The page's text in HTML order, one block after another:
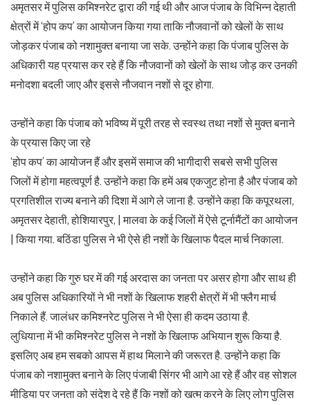
अमृतसर में पुलिस कमिश्नरेट द्वारा की गई थी और आज पंजाब के विभिन्न देहाती
क्षेत्रों में ‘होप कप’ का आयोजन किया गया ताकि नौजवानों को खेलों के साथ
जोड़कर पंजाब को नशामुक्त बनाया जा सके. उन्होंने कहा कि पंजाब पुलिस के
अधिकारी यह प्रयास कर रहे हैं कि नौजवानों को खेलों के साथ जोड़ कर उनकी
मनोदशा बदली जाए और इससे नौजवान नशों से दूर होगा.
उन्होंने कहा कि पंजाब को भविष्य में पूरी तरह से स्वस्थ तथा नशों से मुक्त बनाने
के प्रयास किए जा रहे
‘होप कप’ का आयोजन हैं और इसमें समाज की भागीदारी सबसे सभी पुलिस
जिलों में होगा महत्वपूर्ण है. उन्होंने कहा कि हमें अब एकजुट होना है और पंजाब को
प्रगतिशील राज्य बनाने की दिशा में आगे ले जाना है. उन्होंने कहा कि कपूरथला,
अमृतसर देहाती, होशियारपुर, | मालवा के कई जिलों में ऐसे टूर्नामैंटों का आयोजन
| किया गया. बठिंडा पुलिस ने भी ऐसे ही नशों के खिलाफ पैदल मार्च निकाला.
उन्होंने कहा कि गुरु घर में की गई अरदास का जनता पर असर होगा और साथ ही
अब पुलिस अधिकारियों ने भी नशों के खिलाफ शहरी क्षेत्रों में भी फ्लैग मार्च
निकाले हैं. जालंधर कमिश्नरेट पुलिस ने भी ऐसा ही कदम उठाया है.
लुधियाना में भी कमिश्नरेट पुलिस ने नशों के खिलाफ अभियान शुरू किया है.
इसलिए अब हम सबको आपस में हाथ मिलाने की जरूरत है. उन्होंने कहा कि
पंजाब को नशामुक्त बनाने के लिए पंजाबी सिंगर भी आगे आ रहे हैं और वह सोशल
मीडिया पर जनता को संदेश दे रहे हैं कि नशों को खत्म करने के लिए लोग पुलिस